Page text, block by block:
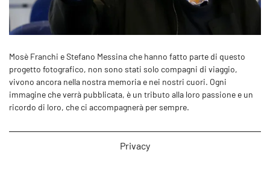
Mosè Franchi e Stefano Messina che hanno fatto parte di questo
progetto fotografico, non sono stati solo compagni di viaggio,
vivono ancora nella nostra memoria e nei nostri cuori. Ogni
immagine che verrà pubblicata, è un tributo alla loro passione e un
ricordo di loro, che ci accompagnerà per sempre.
Privacy